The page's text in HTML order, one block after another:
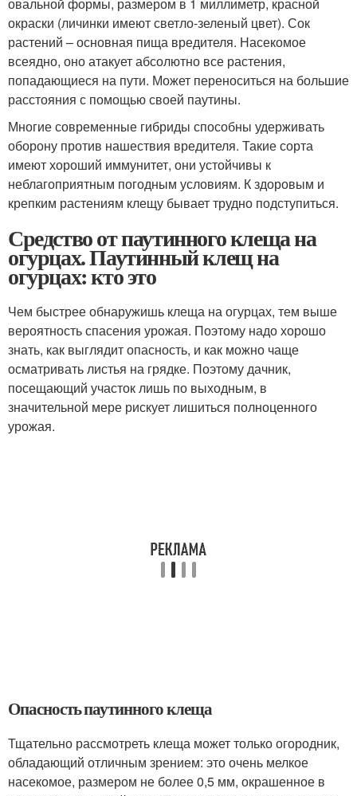
окраски (личинки имеют светло-зеленый цвет). Сок
растений – основная пища вредителя. Насекомое
всеядно, оно атакует абсолютно все растения,
попадающиеся на пути. Может переноситься на большие
расстояния с помощью своей паутины.
Многие современные гибриды способны удерживать
оборону против нашествия вредителя. Такие сорта
имеют хороший иммунитет, они устойчивы к
неблагоприятным погодным условиям. К здоровым и
крепким растениям клещу бывает трудно подступиться.
Средство от паутинного клеща на
огурцах. Паутинный клещ на
огурцах: кто это
Чем быстрее обнаружишь клеща на огурцах, тем выше
вероятность спасения урожая. Поэтому надо хорошо
знать, как выглядит опасность, и как можно чаще
осматривать листья на грядке. Поэтому дачник,
посещающий участок лишь по выходным, в
значительной мере рискует лишиться полноценного
урожая.
Опасность паутинного клеща
Тщательно рассмотреть клеща может только огородник,
обладающий отличным зрением: это очень мелкое
насекомое, размером не более 0,5 мм, окрашенное в